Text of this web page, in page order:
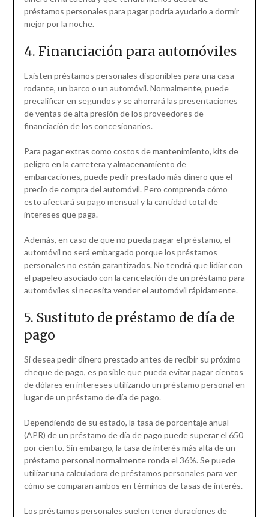
préstamos personales para pagar podría ayudarlo a dormir
mejor por la noche.
4. Financiación para automóviles
Existen préstamos personales disponibles para una casa
rodante, un barco o un automóvil. Normalmente, puede
precalificar en segundos y se ahorrará las presentaciones
de ventas de alta presión de los proveedores de
financiación de los concesionarios.
Para pagar extras como costos de mantenimiento, kits de
peligro en la carretera y almacenamiento de
embarcaciones, puede pedir prestado más dinero que el
precio de compra del automóvil. Pero comprenda cómo
esto afectará su pago mensual y la cantidad total de
intereses que paga.
Además, en caso de que no pueda pagar el préstamo, el
automóvil no será embargado porque los préstamos
personales no están garantizados. No tendrá que lidiar con
el papeleo asociado con la cancelación de un préstamo para
automóviles si necesita vender el automóvil rápidamente.
5. Sustituto de préstamo de día de
pago
Si desea pedir dinero prestado antes de recibir su próximo
cheque de pago, es posible que pueda evitar pagar cientos
de dólares en intereses utilizando un préstamo personal en
lugar de un préstamo de día de pago.
Dependiendo de su estado, la tasa de porcentaje anual
(APR) de un préstamo de día de pago puede superar el 650
por ciento. Sin embargo, la tasa de interés más alta de un
préstamo personal normalmente ronda el 36%. Se puede
utilizar una calculadora de préstamos personales para ver
cómo se comparan ambos en términos de tasas de interés.
Los préstamos personales suelen tener duraciones de